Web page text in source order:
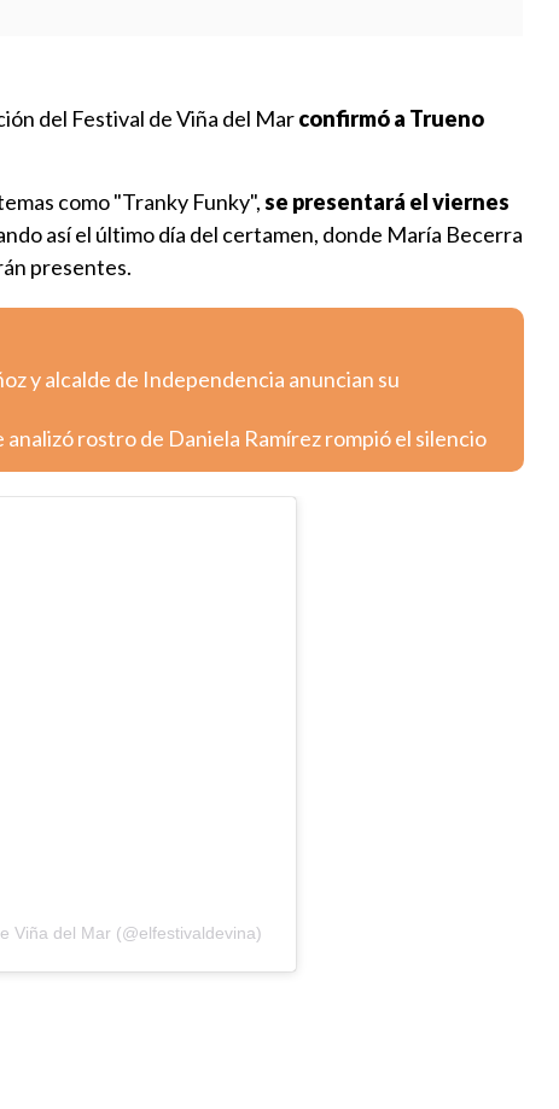
del Festival de Viña del Marconfirmó a Trueno
como "Tranky Funky",se presentará el viernes
así el último día del certamen, donde María Becerra
presentes.
y alcalde de Independencia anuncian su
rostro de Daniela Ramírez rompió el silencio
Viña del Mar (@elfestivaldevina)